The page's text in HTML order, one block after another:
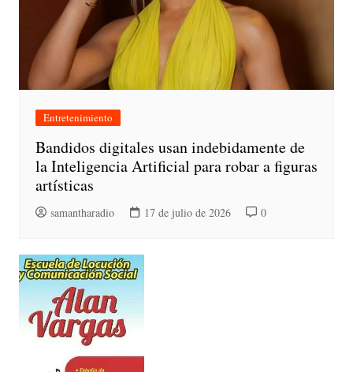
Entretenimiento
Bandidos digitales usan indebidamente de
la Inteligencia Artificial para robar a figuras
artísticas
samantharadio 17 de julio de 2026 0